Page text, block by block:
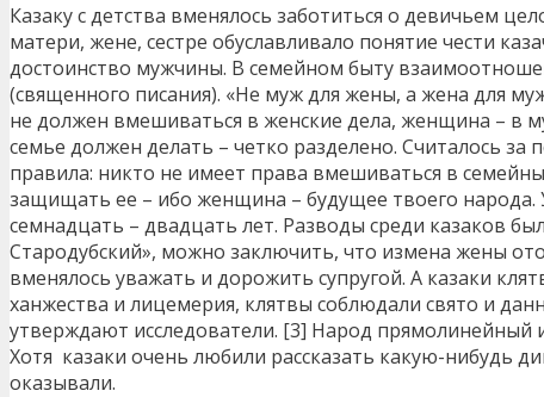
Казаку с детства вменялось заботиться о девичьем
матери, жене, сестре обуславливало понятие чести
достоинство мужчины. В семейном быту
(священного писания). «Не муж для жены, а жена для
не должен вмешиваться в женские дела, женщина – в
семье должен делать – четко разделено. Считалось
правила: никто не имеет права вмешиваться в
защищать ее – ибо женщина – будущее твоего народа.
семнадцать – двадцать лет. Разводы среди казаков
Стародубский», можно заключить, что измена жены
вменялось уважать и дорожить супругой. А казаки
ханжества и лицемерия, клятвы соблюдали свято и
утверждают исследователи. [3] Народ
Хотя казаки очень любили рассказать какую-нибудь
оказывали.